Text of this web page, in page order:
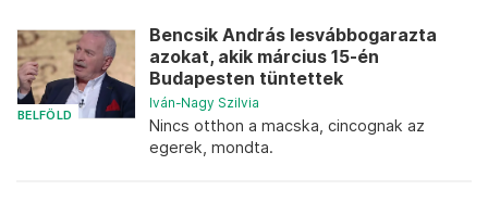
BELFÖLD
Bencsik András lesvábbogarazta
azokat, akik március 15-én
Budapesten tüntettek
Iván-Nagy Szilvia
Nincs otthon a macska, cincognak az
egerek, mondta.